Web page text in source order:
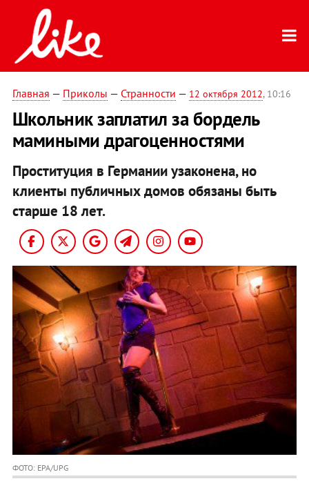
Главная — Приколы — Странности — 12 октября 2012, 10:16
Школьник заплатил за бордель
мамиными драгоценностями
Проституция в Германии узаконена, но
клиенты публичных домов обязаны быть
старше 18 лет.
ФОТО: EPA/UPG